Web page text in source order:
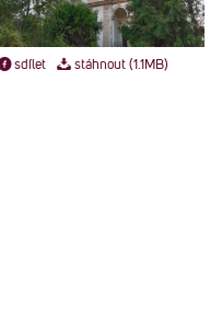
sdílet stáhnout (1.1MB)